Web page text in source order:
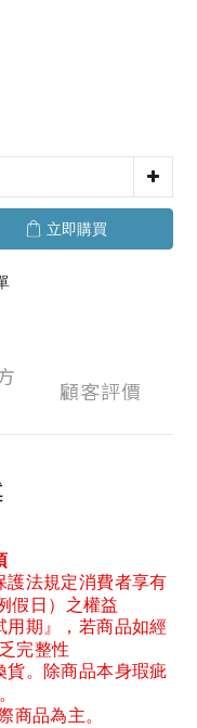
立即購買
顧客評價
護法規定消費者享有
假日）之權益
期』，若商品如經
完整性
貨。除商品本身瑕疵
商品為主。